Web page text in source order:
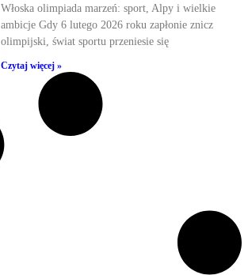
Włoska olimpiada marzeń: sport, Alpy i wielkie
ambicje Gdy 6 lutego 2026 roku zapłonie znicz
olimpijski, świat sportu przeniesie się
Czytaj więcej »